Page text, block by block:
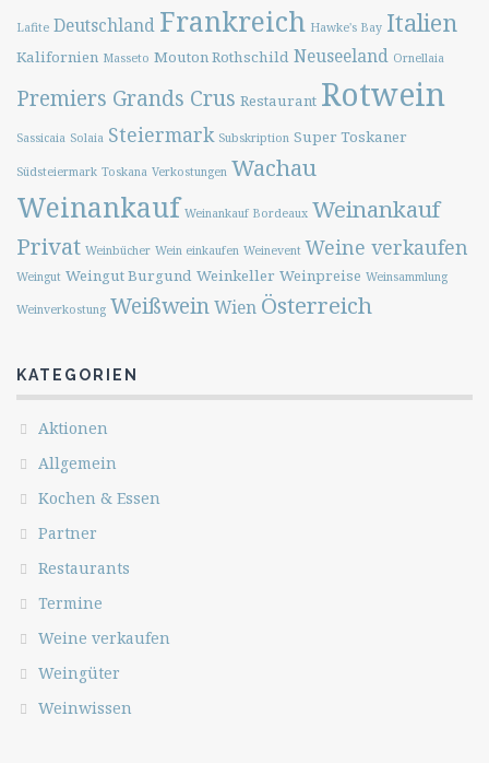
Lafite Deutschland Frankreich Hawke's Bay Italien
Kalifornien Masseto Mouton Rothschild Neuseeland Ornellaia
Premiers Grands Crus Restaurant Rotwein
Sassicaia Solaia Steiermark Subskription Super Toskaner
Südsteiermark Toskana Verkostungen Wachau
Weinankauf Weinankauf Bordeaux Weinankauf
Privat Weinbücher Wein einkaufen Weinevent Weine verkaufen
Weingut Weingut Burgund Weinkeller Weinpreise Weinsammlung
Weinverkostung WeißweinWien Österreich
KATEGORIEN
Aktionen
Allgemein
Kochen & Essen
Partner
Restaurants
Termine
Weine verkaufen
Weingüter
Weinwissen